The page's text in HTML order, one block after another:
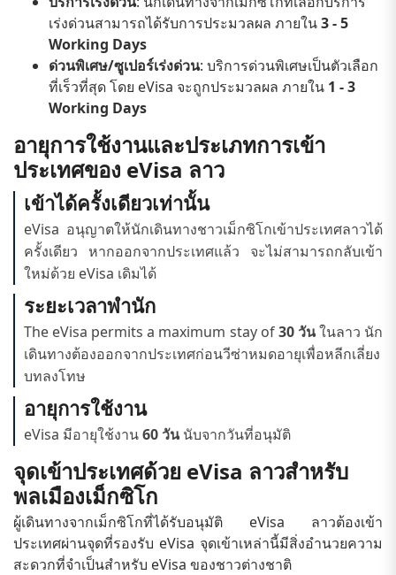
เร่งด่วนสามารถได้รับการประมวลผล ภายใน3 - 5
Working Days
ด่วนพิเศษ/ซูเปอร์เร่งด่วน: บริการด่วนพิเศษเป็นตัวเลือก
ที่เร็วที่สุด โดย eVisa จะถูกประมวลผล ภายใน 1 - 3
Working Days
อายุการใช้งานและประเภทการเข้า
ประเทศของ eVisa ลาว
เข้าได้ครั้งเดียวเท่านั้น
eVisa อนุญาตให้นักเดินทางชาวเม็กซิโกเข้าประเทศลาวได้
ครั้งเดียว หากออกจากประเทศแล้ว จะไม่สามารถกลับเข้า
ใหม่ด้วย eVisa เดิมได้
ระยะเวลาพำนัก
The eVisa permits a maximum stay of30 วันในลาว นัก
เดินทางต้องออกจากประเทศก่อนวีซ่าหมดอายุเพื่อหลีกเลี่ยง
บทลงโทษ
อายุการใช้งาน
eVisa มีอายุใช้งาน60 วันนับจากวันที่อนุมัติ
จุดเข้าประเทศด้วย eVisa ลาวสำหรับ
พลเมืองเม็กซิโก
ผู้เดินทางจากเม็กซิโกที่ได้รับอนุมัติ eVisa ลาวต้องเข้า
ประเทศผ่านจุดที่รองรับ eVisa จุดเข้าเหล่านี้มีสิ่งอำนวยความ
สะดวกที่จำเป็นสำหรับ eVisa ของชาวต่างชาติ